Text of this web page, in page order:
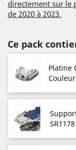
directement sur le
de 2020 à 2023.
Ce pack
Platine
SR1178